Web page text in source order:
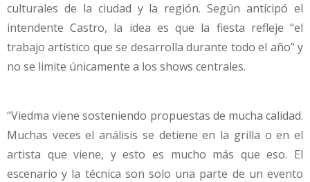
culturales de la ciudad y la región. Según anticipó el
intendente Castro, la idea es que la fiesta refleje “el
trabajo artístico que se desarrolla durante todo el año” y
no se limite únicamente a los shows centrales.
“Viedma viene sosteniendo propuestas de mucha calidad.
Muchas veces el análisis se detiene en la grilla o en el
artista que viene, y esto es mucho más que eso. El
escenario y la técnica son solo una parte de un evento